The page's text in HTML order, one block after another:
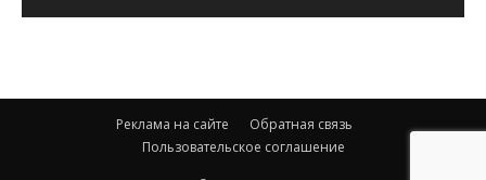
Реклама на сайте
Обратная связь
Пользовательское соглашение